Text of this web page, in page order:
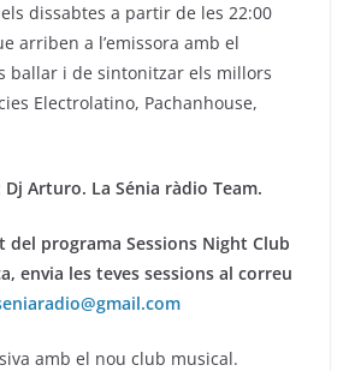
dissabtes a partir de les 22:00
arriben a l’emissora amb el
ballar i de sintonitzar els millors
Electrolatino, Pachanhouse,
Arturo. La Sénia ràdio Team.
del programa Sessions Night Club
envia les teves sessions al correu
amb el nou club musical.